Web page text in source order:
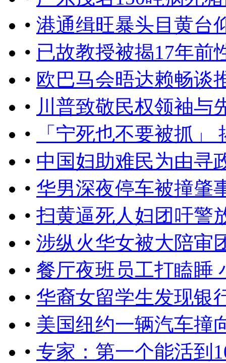
• 港通缉旺暴头目黄台
• 已故教授被揭17年前
• 欧巴马会晤达赖畅谈
• 川普致敬民权领袖与
•
「宁死也不要被抓
• 中国妇助难民为由寻
• 华男深夜停车被撞肇
• 扫黄逼死人妇团吁警
• 涉纵火华女被大陪审
• 餐厅夜班员工打瞌睡
• 华裔女留学生发现银
• 美国纽约一辆汽车撞
• 专家：第一个能活到